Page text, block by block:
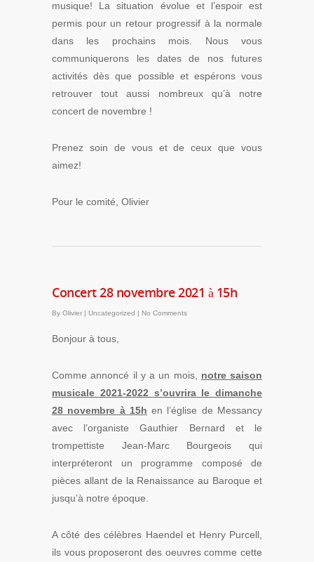
musique! La situation évolue et l’espoir est
permis pour un retour progressif à la normale
dans les prochains mois. Nous vous
communiquerons les dates de nos futures
activités dès que possible et espérons vous
retrouver tout aussi nombreux qu’à notre
concert de novembre !
Prenez soin de vous et de ceux que vous
aimez!
Pour le comité, Olivier
Concert 28 novembre 2021 à 15h
By Olivier | Uncategorized | No Comments
Bonjour à tous,
Comme annoncé il y a un mois, notre saison
musicale 2021-2022 s’ouvrira le dimanche
28 novembre à 15h en l’église de Messancy
avec l’organiste Gauthier Bernard et le
trompettiste Jean-Marc Bourgeois qui
interpréteront un programme composé de
pièces allant de la Renaissance au Baroque et
jusqu’à notre époque.
A côté des célèbres Haendel et Henry Purcell,
ils vous proposeront des oeuvres comme cette